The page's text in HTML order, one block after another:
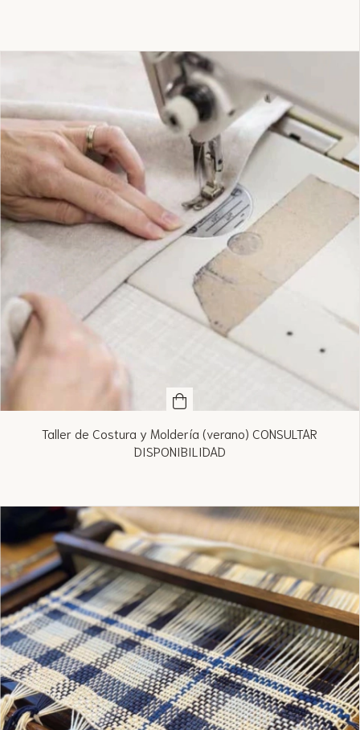
Taller de Costura y Moldería (verano) CONSULTAR
DISPONIBILIDAD